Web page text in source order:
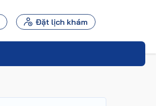
Đặt lịch khám